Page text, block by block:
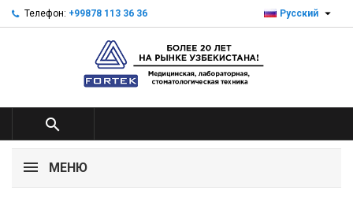
Телефон: +99878 113 36 36 Русский 

МЕНЮ